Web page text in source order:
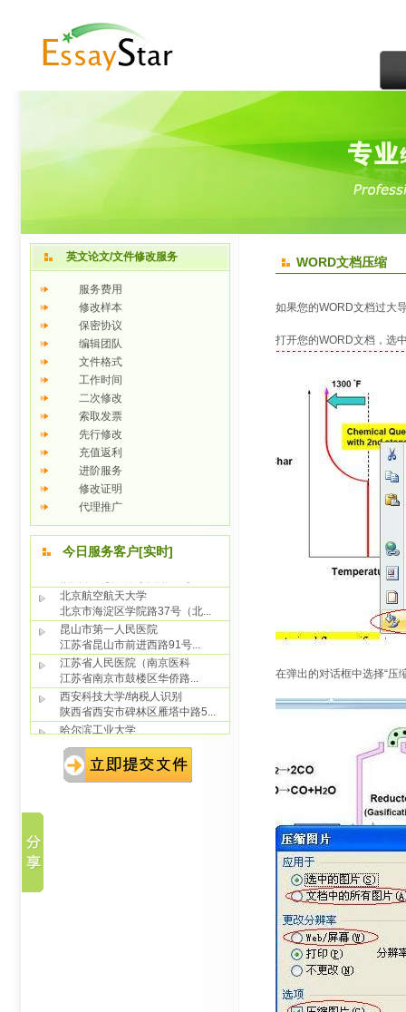
英文论文/文件修改服务
服务费用
修改样本
保密协议
编辑团队
文件格式
工作时间
二次修改
索取发票
先行修改
充值返利
进阶服务
修改证明
代理推广
WORD文档压缩
如果您的WORD文档过大
打开您的WORD文档，选
在弹出的对话框中选择“压